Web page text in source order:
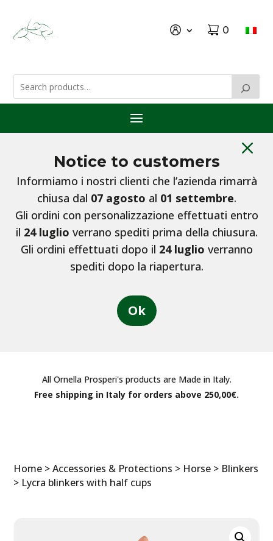
0
M
Notice to customers
Informiamo i nostri clienti che l’azienda rimarrà
chiusa dal 07 agosto al 01 settembre.
Gli ordini con personalizzazione effettuati entro
il 24 luglio verrano spediti prima della chiusura.
Gli ordini effettuati dopo il 24 luglio verranno
spediti dopo la riapertura.
Ok
All Ornella Prosperi's products are Made in Italy.
Free shipping in Italy for orders above 250,00€.
Home >Accessories & Protections > Horse > Blinkers
> Lycra blinkers with half cups